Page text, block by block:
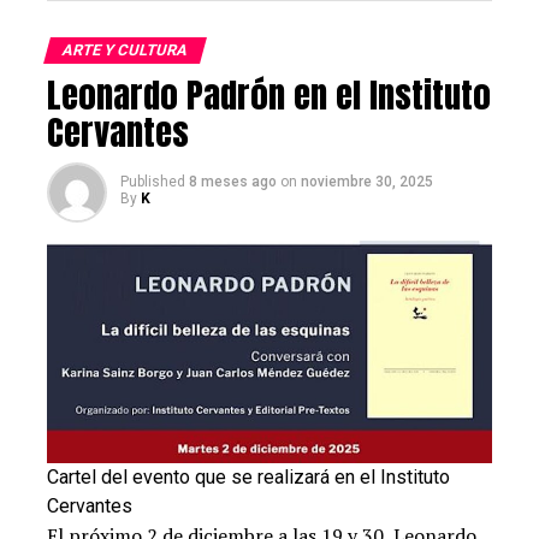
Ana Teresa Torres
Alberto Barrera Tyszka
ARTE Y CULTURA
Leonardo Padrón en el Instituto
Cervantes
Published 8 meses ago on noviembre 30, 2025
By K
Cartel del evento que se realizará en el Instituto
Cervantes